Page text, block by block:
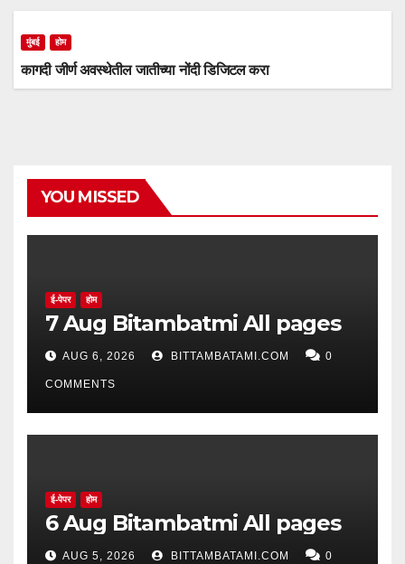
मुंबई होम
कागदी जीर्ण अवस्थेतील जातीच्या नोंदी डिजिटल करा
YOU MISSED
ई-पेपर होम
7 Aug Bitambatmi All pages
AUG 6, 2026 BITTAMBATAMI.COM 0
COMMENTS
ई-पेपर होम
6 Aug Bitambatmi All pages
AUG 5, 2026 BITTAMBATAMI.COM 0